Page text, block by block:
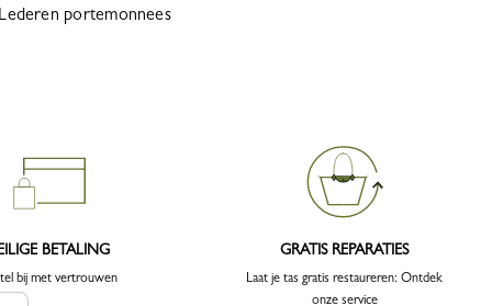
Lederen portemonnees
BETALING
bij met vertrouwen
GRATIS REPARATIES
Laat je tas gratis restaureren: Ontdek
onze service